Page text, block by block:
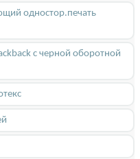
одностор.печать
c черной оборотной